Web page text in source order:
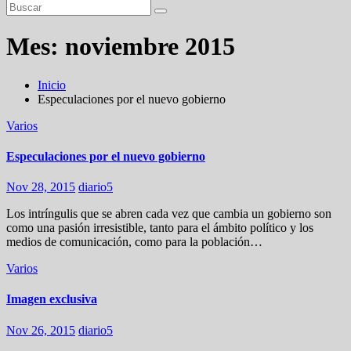
Mes: noviembre 2015
Inicio
Especulaciones por el nuevo gobierno
Varios
Especulaciones por el nuevo gobierno
Nov 28, 2015 diario5
Los intríngulis que se abren cada vez que cambia un gobierno son
como una pasión irresistible, tanto para el ámbito político y los
medios de comunicación, como para la población…
Varios
Imagen exclusiva
Nov 26, 2015 diario5